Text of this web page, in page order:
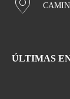
ÚLTIMAS